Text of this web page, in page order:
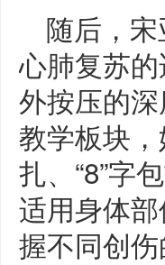
随后，
心肺复苏
外按压的
教学板块
扎、“8”字
适用身体
握不同创伤